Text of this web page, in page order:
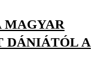
MAGYAR
DÁNIÁTÓL A